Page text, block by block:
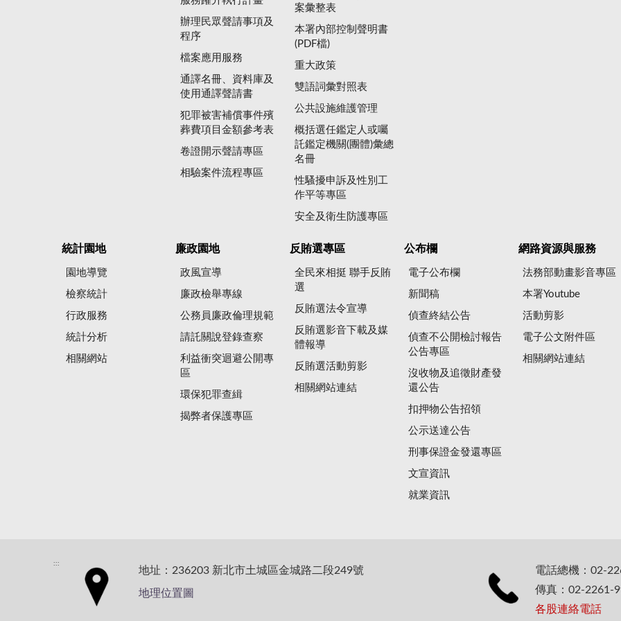
辦理民眾聲請事項及
程序
檔案應用服務
通譯名冊、資料庫及
使用通譯聲請書
犯罪被害補償事件殯
葬費項目金額參考表
卷證開示聲請專區
相驗案件流程專區
案彙整表
本署內部控制聲明書
(PDF檔)
重大政策
雙語詞彙對照表
公共設施維護管理
概括選任鑑定人或囑
託鑑定機關(團體)彙總
名冊
性騷擾申訴及性別工
作平等專區
安全及衛生防護專區
統計園地
園地導覽
檢察統計
行政服務
統計分析
相關網站
廉政園地
政風宣導
廉政檢舉專線
公務員廉政倫理規範
請託關說登錄查察
利益衝突迴避公開專
區
環保犯罪查緝
揭弊者保護專區
反賄選專區
全民來相挺 聯手反賄
選
反賄選法令宣導
反賄選影音下載及媒
體報導
反賄選活動剪影
相關網站連結
公布欄
電子公布欄
新聞稿
偵查終結公告
偵查不公開檢討報告
公告專區
沒收物及追徵財產發
還公告
扣押物公告招領
公示送達公告
刑事保證金發還專區
文宣資訊
就業資訊
網路資源與服務
法務部動畫影音專區
本署Youtube
活動剪影
電子公文附件區
相關網站連結
:::
地址：236203 新北市土城區金城路二段249號
地理位置圖
電話總機：02-
傳真：02-2261-
各股連絡電話